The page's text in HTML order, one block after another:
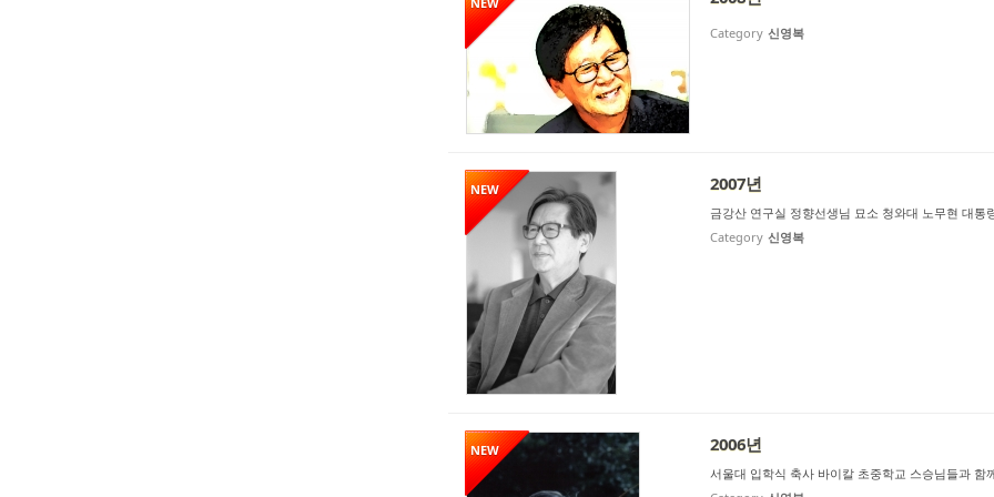
Category 신영복
NEW 2007년
금강산 연구실 정향선생님 묘소 청와대 노무현 대통
Category 신영복
NEW 2006년
서울대 입학식 축사 바이칼 초중학교 스승님들과 함